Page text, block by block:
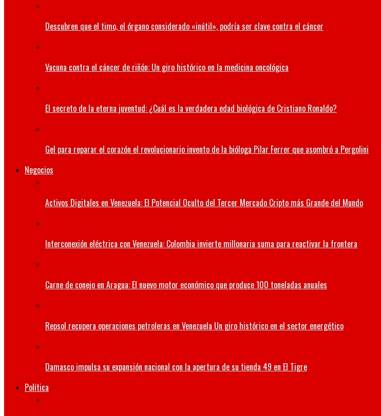
Descubren que el timo, el órgano considerado «inútil», podría ser clave contra el cáncer
Vacuna contra el cáncer de riñón: Un giro histórico en la medicina oncológica
El secreto de la eterna juventud: ¿Cuál es la verdadera edad biológica de Cristiano Ronaldo?
Gel para reparar el corazón el revolucionario invento de la bióloga Pilar Ferrer que asombró a Pergolini
Negocios
Activos Digitales en Venezuela: El Potencial Oculto del Tercer Mercado Cripto más Grande del Mundo
Interconexión eléctrica con Venezuela: Colombia invierte millonaria suma para reactivar la frontera
Carne de conejo en Aragua: El nuevo motor económico que produce 100 toneladas anuales
Repsol recupera operaciones petroleras en Venezuela Un giro histórico en el sector energético
Damasco impulsa su expansión nacional con la apertura de su tienda 49 en El Tigre
Política